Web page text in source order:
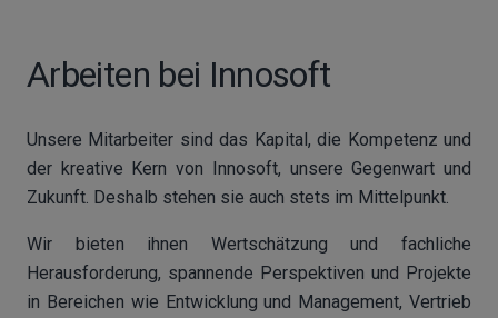
Arbeiten bei Innosoft
Unsere Mitarbeiter sind das Kapital, die Kompetenz und
der kreative Kern von Innosoft, unsere Gegenwart und
Zukunft. Deshalb stehen sie auch stets im Mittelpunkt.
Wir bieten ihnen Wertschätzung und fachliche
Herausforderung, spannende Perspektiven und Projekte
in Bereichen wie Entwicklung und Management, Vertrieb